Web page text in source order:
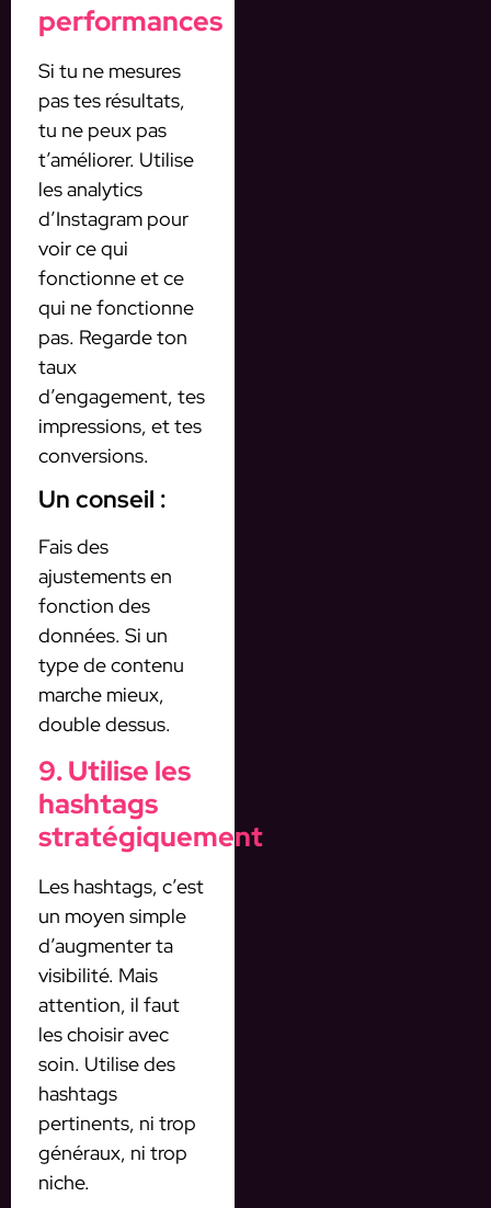
performances
Si tu ne mesures
pas tes résultats,
tu ne peux pas
t’améliorer. Utilise
les analytics
d’Instagram pour
voir ce qui
fonctionne et ce
qui ne fonctionne
pas. Regarde ton
taux
d’engagement, tes
impressions, et tes
conversions.
Un conseil :
Fais des
ajustements en
fonction des
données. Si un
type de contenu
marche mieux,
double dessus.
9. Utilise les
hashtags
stratégiquement
Les hashtags, c’est
un moyen simple
d’augmenter ta
visibilité. Mais
attention, il faut
les choisir avec
soin. Utilise des
hashtags
pertinents, ni trop
généraux, ni trop
niche.